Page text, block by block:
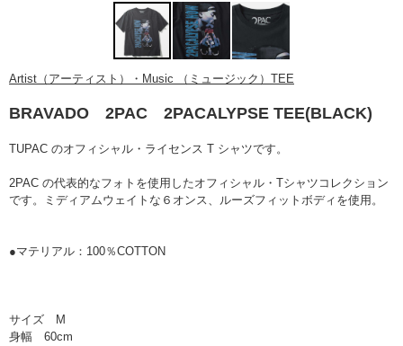
Artist（アーティスト）・Music （ミュージック）TEE
BRAVADO 2PAC 2PACALYPSE TEE(BLACK)
TUPAC のオフィシャル・ライセンス T シャツです。
2PAC の代表的なフォトを使用したオフィシャル・Tシャツコレクション
です。ミディアムウェイトな６オンス、ルーズフィットボディを使用。
●マテリアル：100％COTTON
サイズ M
身幅 60cm